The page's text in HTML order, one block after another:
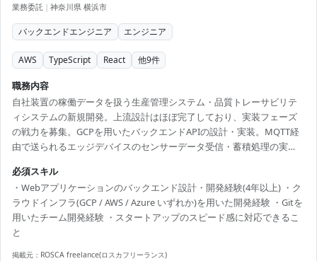
業務委託 | 神奈川県 横浜市
バックエンドエンジニア エンジニア
AWS TypeScript React 他9件
職務内容
自社装置の稼働データを扱う生産管理システム・品質トレーサビリテ
ィシステムの新規開発。上流設計はほぼ完了しており、実装フェーズ
の戦力を募集。GCPを用いたバックエンドAPIの設計・実装。MQTT経
由で送られるエッジデバイスのセンサーデータ受信・蓄積処理の実
ド向けAPI開発。ユニットテスト/結合テスト整備、CI/CDパイプライン
構築・運用。チーム内でのコードレビュー・ペアプログラミング。
必須スキル
・Webアプリケーションのバックエンド設計・開発経験(4年以上) ・ク
ラウドインフラ(GCP / AWS / Azure いずれか)を用いた開発経験 ・Gitを
用いたチーム開発経験 ・スタートアップのスピード感に対応できるこ
と
掲載元： ROSCA freelance(ロスカフリーランス)